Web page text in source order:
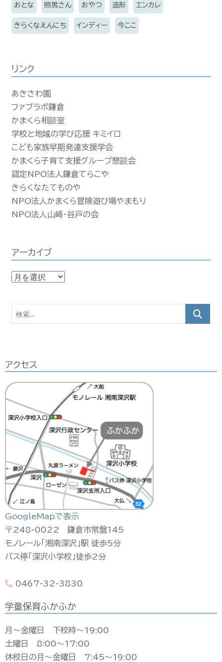
おとな 照男さん おやつ 造形 エンカレ
きらくなえんにち インディー 今ここ
リンク
あきさわ園
ファブラボ鎌倉
かまくら相談室
学校と地域の学び応援 キミイロ
こども家族早期発達支援学会
かまくら子育て支援グループ懇談会
認定NPO法人鎌倉てらこや
きらくなたてものや
NPO法人かまくら冒険遊び場やまもり
NPO法人山崎・谷戸の会
アーカイブ
ア
カ
イ
索…
アクセス
GoogleMapで表示
〒248-0022 鎌倉市常盤145
モノレール「湘南深沢」駅 徒歩5分
バス停「深沢小学校」徒歩2分
0467-32-3830
学童保育ふかふか
月〜金曜日 下校時〜19:00
土曜日 8:00〜17:00
休校日の月〜金曜日 7:45〜19:00